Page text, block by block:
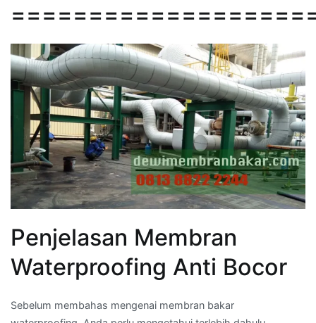
Penjelasan Membran
Waterproofing Anti Bocor
Sebelum membahas mengenai membran bakar